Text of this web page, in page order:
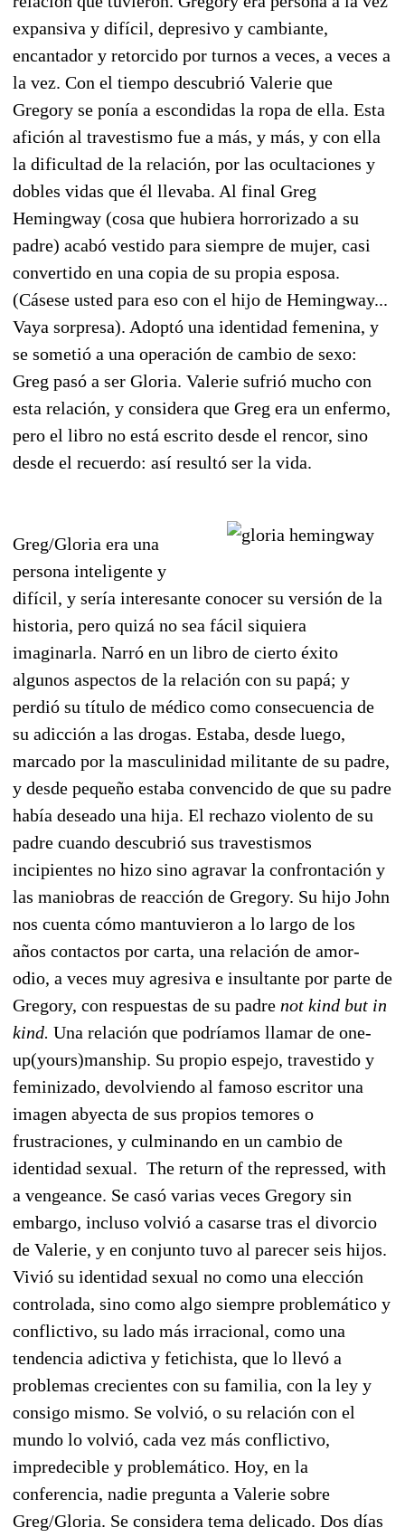
expansiva y difícil, depresivo y cambiante,
encantador y retorcido por turnos a veces, a veces a
la vez. Con el tiempo descubrió Valerie que
Gregory se ponía a escondidas la ropa de ella. Esta
afición al travestismo fue a más, y más, y con ella
la dificultad de la relación, por las ocultaciones y
dobles vidas que él llevaba. Al final Greg
Hemingway (cosa que hubiera horrorizado a su
padre) acabó vestido para siempre de mujer, casi
convertido en una copia de su propia esposa.
(Cásese usted para eso con el hijo de Hemingway...
Vaya sorpresa). Adoptó una identidad femenina, y
se sometió a una operación de cambio de sexo:
Greg pasó a ser Gloria. Valerie sufrió mucho con
esta relación, y considera que Greg era un enfermo,
pero el libro no está escrito desde el rencor, sino
desde el recuerdo: así resultó ser la vida.
Greg/Gloria era una
persona inteligente y
difícil, y sería interesante conocer su versión de la
historia, pero quizá no sea fácil siquiera
imaginarla. Narró en un libro de cierto éxito
algunos aspectos de la relación con su papá; y
perdió su título de médico como consecuencia de
su adicción a las drogas. Estaba, desde luego,
marcado por la masculinidad militante de su padre,
y desde pequeño estaba convencido de que su padre
había deseado una hija. El rechazo violento de su
padre cuando descubrió sus travestismos
incipientes no hizo sino agravar la confrontación y
las maniobras de reacción de Gregory. Su hijo John
nos cuenta cómo mantuvieron a lo largo de los
años contactos por carta, una relación de amor-
odio, a veces muy agresiva e insultante por parte de
Gregory, con respuestas de su padre not kind but in
kind. Una relación que podríamos llamar de one-
up(yours)manship. Su propio espejo, travestido y
feminizado, devolviendo al famoso escritor una
imagen abyecta de sus propios temores o
frustraciones, y culminando en un cambio de
identidad sexual. The return of the repressed, with
a vengeance. Se casó varias veces Gregory sin
embargo, incluso volvió a casarse tras el divorcio
de Valerie, y en conjunto tuvo al parecer seis hijos.
Vivió su identidad sexual no como una elección
controlada, sino como algo siempre problemático y
conflictivo, su lado más irracional, como una
tendencia adictiva y fetichista, que lo llevó a
problemas crecientes con su familia, con la ley y
consigo mismo. Se volvió, o su relación con el
mundo lo volvió, cada vez más conflictivo,
impredecible y problemático. Hoy, en la
conferencia, nadie pregunta a Valerie sobre
Greg/Gloria. Se considera tema delicado. Dos días